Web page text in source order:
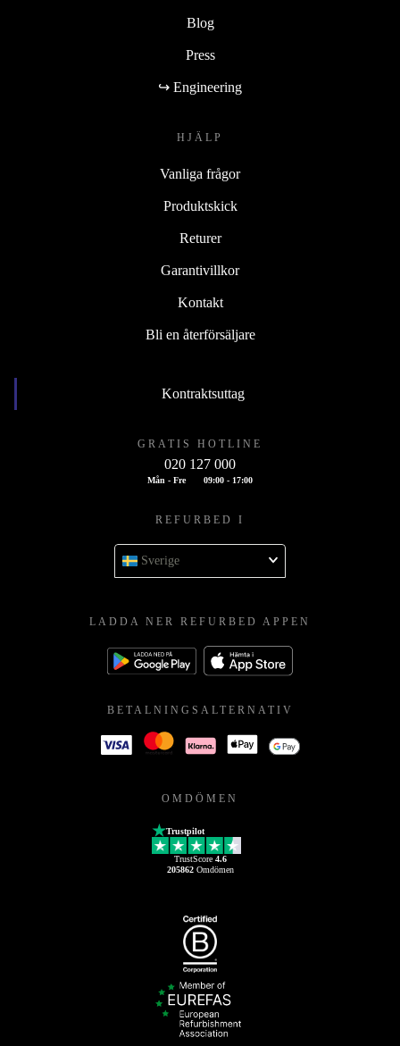
Blog
Press
↪ Engineering
HJÄLP
Vanliga frågor
Produktskick
Returer
Garantivillkor
Kontakt
Bli en återförsäljare
Kontraktsuttag
GRATIS HOTLINE
020 127 000
Mån - Fre 09:00 - 17:00
REFURBED I
Sverige
LADDA NER REFURBED APPEN
BETALNINGSALTERNATIV
OMDÖMEN
Trustpilot
TrustScore 4.6
205862Omdömen